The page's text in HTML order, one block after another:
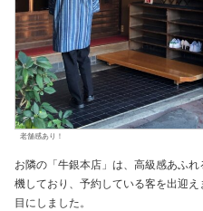
老舗感あり！
お隣の「牛銀本店」は、高級感あふ
機しており、予約している客を出迎
目にしました。